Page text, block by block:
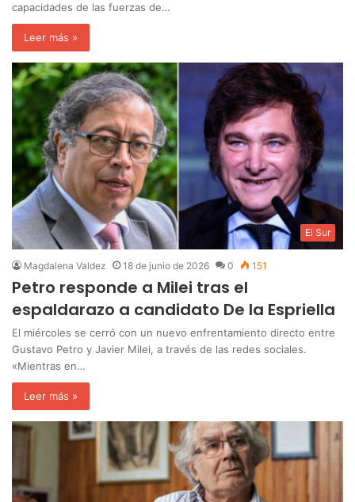
capacidades de las fuerzas de…
Leer más »
El Sur
Magdalena Valdez 18 de junio de 2026 0 151
Petro responde a Milei tras el
espaldarazo a candidato De la Espriella
El miércoles se cerró con un nuevo enfrentamiento directo entre
Gustavo Petro y Javier Milei, a través de las redes sociales.
«Mientras en…
Leer más »